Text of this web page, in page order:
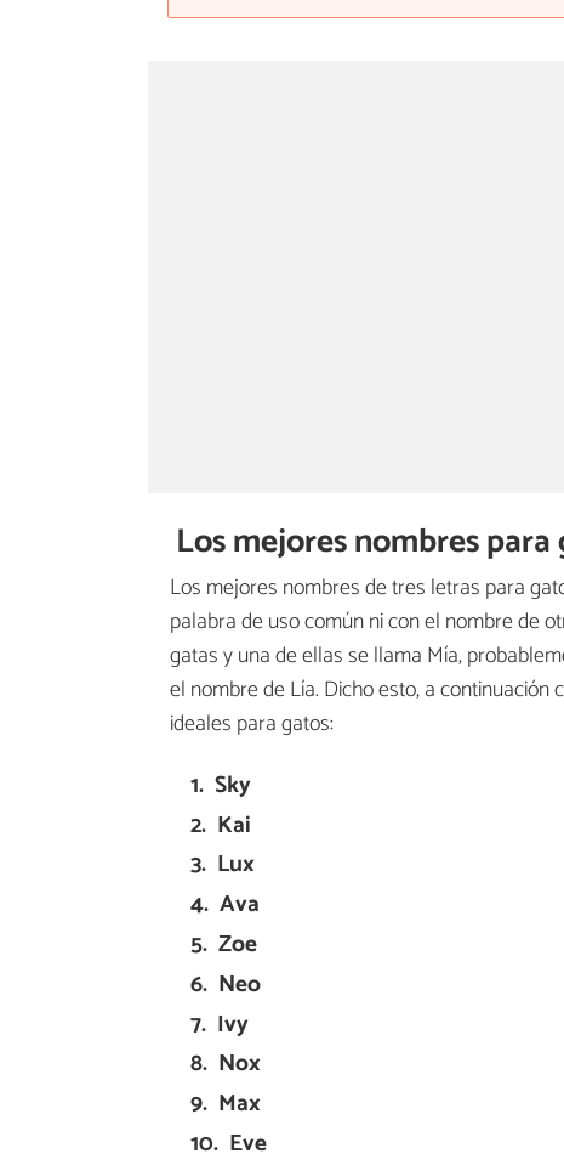
Los mejores nombres
Los mejores nombres de tres letras para
palabra de uso común ni con el nombre de
gatas y una de ellas se llama Mía,
el nombre de Lía. Dicho esto, a
ideales para gatos:
Sky
Kai
Lux
Ava
Zoe
Neo
Ivy
Nox
Max
Eve